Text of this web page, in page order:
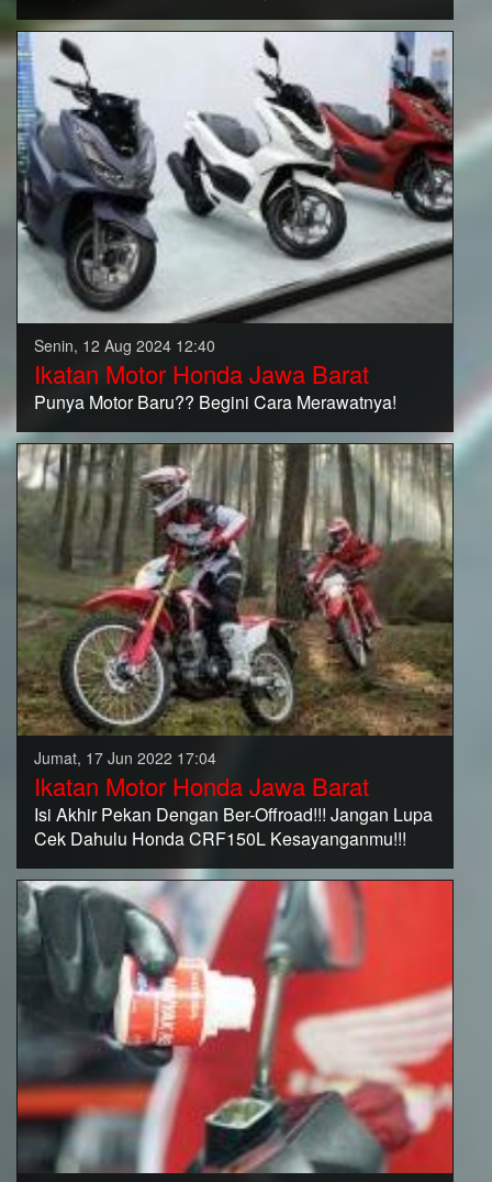
Senin, 12 Aug 2024 12:40
Ikatan Motor Honda Jawa Barat
Punya Motor Baru?? Begini Cara Merawatnya!
Jumat, 17 Jun 2022 17:04
Ikatan Motor Honda Jawa Barat
Isi Akhir Pekan Dengan Ber-Offroad!!! Jangan Lupa
Cek Dahulu Honda CRF150L Kesayanganmu!!!